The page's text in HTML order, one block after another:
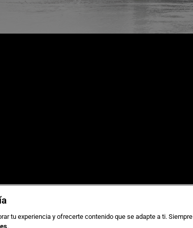
de CookiesGestionar cookies
tu experiencia y ofrecerte contenido que se adapte a ti. Siempre
.